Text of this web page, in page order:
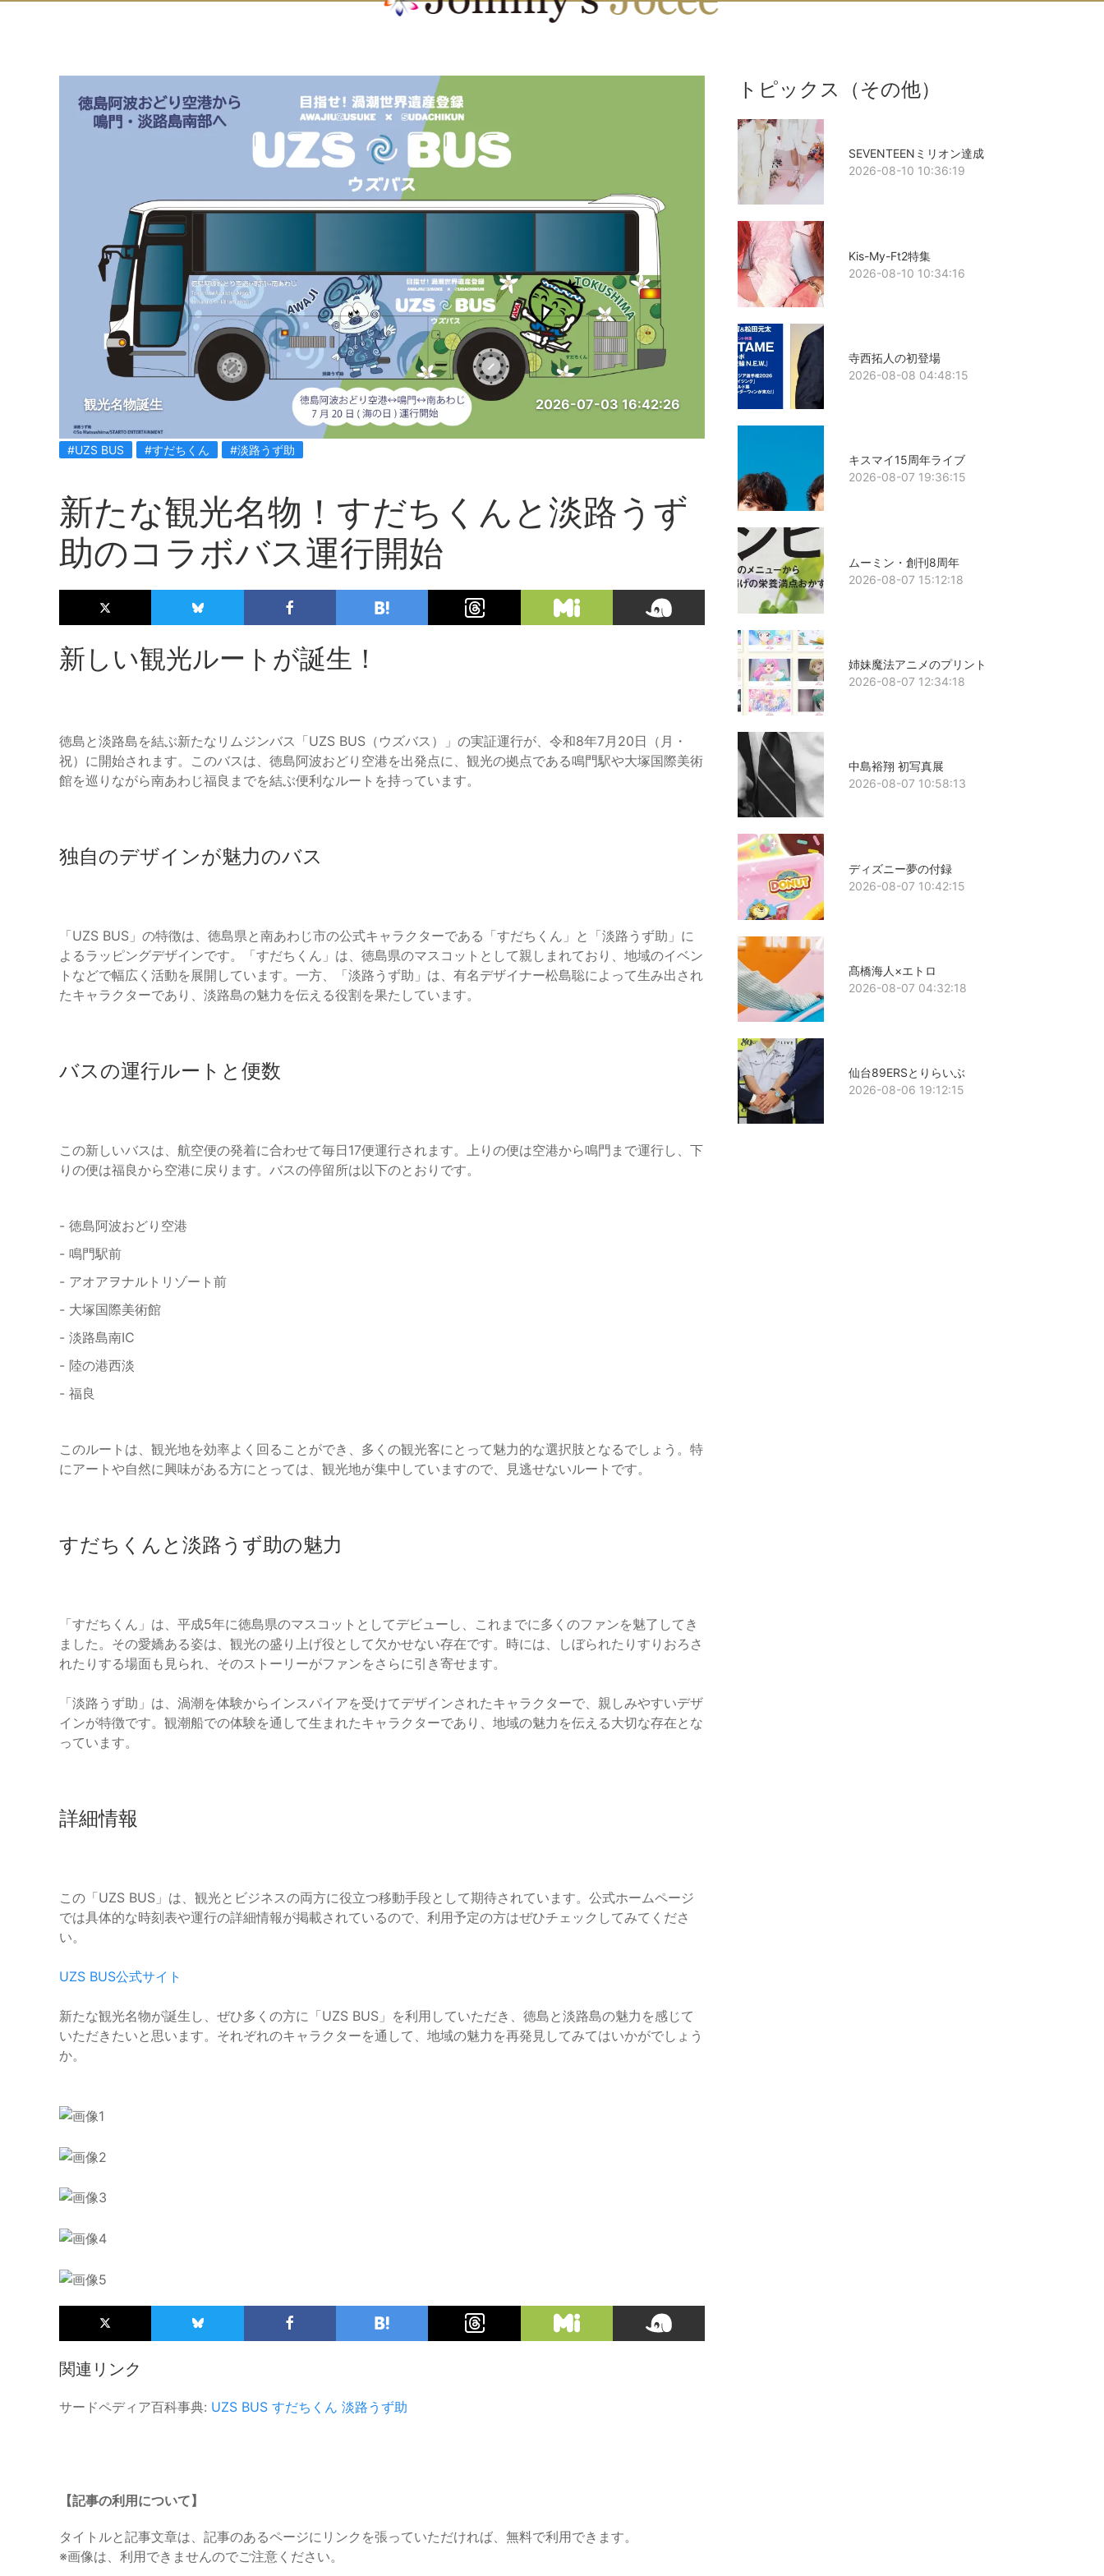
観光名物誕生 2026-07-03 16:42:26
#UZS BUS #すだちくん #淡路うず助
新たな観光名物！すだちくんと淡路うず
助のコラボバス運行開始
新しい観光ルートが誕生！
徳島と淡路島を結ぶ新たなリムジンバス「UZS BUS（ウズバス）」の実証運行が、令和8年7月20日（月・
祝）に開始されます。このバスは、徳島阿波おどり空港を出発点に、観光の拠点である鳴門駅や大塚国際美術
館を巡りながら南あわじ福良までを結ぶ便利なルートを持っています。
独自のデザインが魅力のバス
「UZS BUS」の特徴は、徳島県と南あわじ市の公式キャラクターである「すだちくん」と「淡路うず助」に
よるラッピングデザインです。「すだちくん」は、徳島県のマスコットとして親しまれており、地域のイベン
トなどで幅広く活動を展開しています。一方、「淡路うず助」は、有名デザイナー松島聡によって生み出され
たキャラクターであり、淡路島の魅力を伝える役割を果たしています。
バスの運行ルートと便数
この新しいバスは、航空便の発着に合わせて毎日17便運行されます。上りの便は空港から鳴門まで運行し、下
りの便は福良から空港に戻ります。バスの停留所は以下のとおりです。
- 徳島阿波おどり空港
- 鳴門駅前
- アオアヲナルトリゾート前
- 大塚国際美術館
- 淡路島南IC
- 陸の港西淡
- 福良
このルートは、観光地を効率よく回ることができ、多くの観光客にとって魅力的な選択肢となるでしょう。特
にアートや自然に興味がある方にとっては、観光地が集中していますので、見逃せないルートです。
すだちくんと淡路うず助の魅力
「すだちくん」は、平成5年に徳島県のマスコットとしてデビューし、これまでに多くのファンを魅了してき
ました。その愛嬌ある姿は、観光の盛り上げ役として欠かせない存在です。時には、しぼられたりすりおろさ
れたりする場面も見られ、そのストーリーがファンをさらに引き寄せます。
「淡路うず助」は、渦潮を体験からインスパイアを受けてデザインされたキャラクターで、親しみやすいデザ
インが特徴です。観潮船での体験を通して生まれたキャラクターであり、地域の魅力を伝える大切な存在とな
っています。
詳細情報
この「UZS BUS」は、観光とビジネスの両方に役立つ移動手段として期待されています。公式ホームページ
では具体的な時刻表や運行の詳細情報が掲載されているので、利用予定の方はぜひチェックしてみてくださ
い。
UZS BUS公式サイト
新たな観光名物が誕生し、ぜひ多くの方に「UZS BUS」を利用していただき、徳島と淡路島の魅力を感じて
いただきたいと思います。それぞれのキャラクターを通して、地域の魅力を再発見してみてはいかがでしょう
か。
関連リンク
サードペディア百科事典: UZS BUS すだちくん 淡路うず助
トピックス（その他）
SEVENTEENミリオン達成
2026-08-10 10:36:19
Kis-My-Ft2特集
2026-08-10 10:34:16
寺西拓人の初登場
2026-08-08 04:48:15
キスマイ15周年ライブ
2026-08-07 19:36:15
ムーミン・創刊8周年
2026-08-07 15:12:18
姉妹魔法アニメのプリント
2026-08-07 12:34:18
中島裕翔 初写真展
2026-08-07 10:58:13
ディズニー夢の付録
2026-08-07 10:42:15
髙橋海人×エトロ
2026-08-07 04:32:18
仙台89ERSとりらいぶ
2026-08-06 19:12:15
【記事の利用について】
タイトルと記事文章は、記事のあるページにリンクを張っていただければ、無料で利用できます。
※画像は、利用できませんのでご注意ください。